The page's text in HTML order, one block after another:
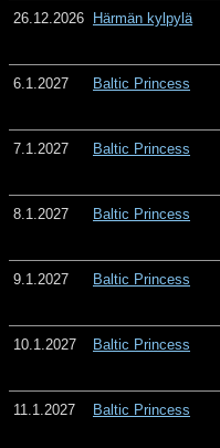
26.12.2026 Härmän kylpylä
6.1.2027 Baltic Princess
7.1.2027 Baltic Princess
8.1.2027 Baltic Princess
9.1.2027 Baltic Princess
10.1.2027 Baltic Princess
11.1.2027 Baltic Princess